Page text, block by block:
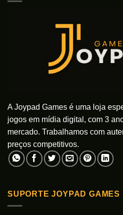
A Joypad Games é uma loja
jogos em mídia digital, com 3
mercado. Trabalhamos com
preços competitivos.
SUPORTE JOYPAD GAMES